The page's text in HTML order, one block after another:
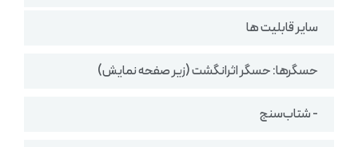
سایر قابلیت ها
حسگرها: حسگر اثرانگشت (زیر صفحه نمایش)
- شتاب‌سنج